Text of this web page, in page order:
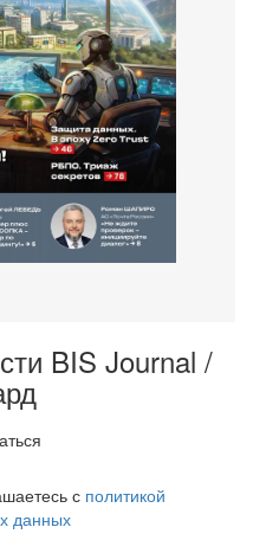
BIS Journal /
с политикой
данных